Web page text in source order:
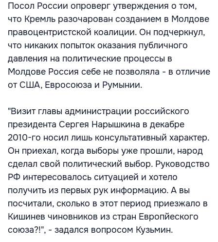
Посол России опроверг утверждения о том,
что Кремль разочарован созданием в Молдове
правоцентристской коалиции. Он подчеркнул,
что никаких попыток оказания публичного
давления на политические процессы в
Молдове Россия себе не позволяла - в отличие
от США, Евросоюза и Румынии.
"Визит главы администрации российского
президента Сергея Нарышкина в декабре
2010-го носил лишь консультативный характер.
Он приехал, когда выборы уже прошли, народ
сделал свой политический выбор. Руководство
РФ интересовалось ситуацией и хотело
получить из первых рук информацию. А вы
посчитали, сколько в этот период приезжало в
Кишинев чиновников из стран Европйеского
союза?!", - задался вопросом Кузьмин.